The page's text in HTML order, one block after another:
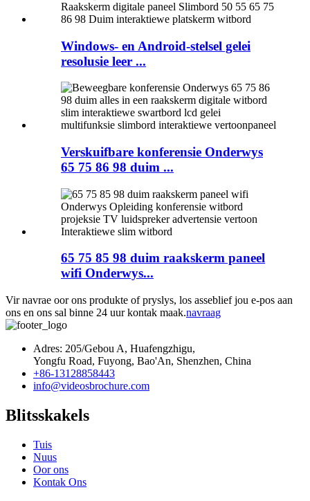
Windows- en Android-stelsel gelei
resolusie leer ...
Verskuifbare konferensie Onderwys
65 75 86 98 duim ...
65 75 85 98 duim raakskerm paneel
wifi Onderwys...
Vir navrae oor ons produkte of pryslys, los asseblief jou e-pos aan
ons en ons sal binne 24 uur kontak maak.navraag
Adres: 205/Gebou A, Huafengzhigu,
Yongfu Road, Fuyong, Bao'An, Shenzhen, China
+86-13128858443
info@videosbrochure.com
Blitsskakels
Tuis
Nuus
Oor ons
Kontak Ons